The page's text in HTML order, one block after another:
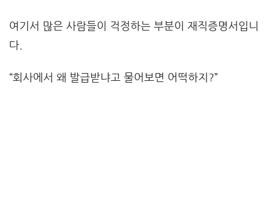
여기서 많은 사람들이 걱정하는 부분이 재직증명서입니
다.
“회사에서 왜 발급받냐고 물어보면 어떡하지?”